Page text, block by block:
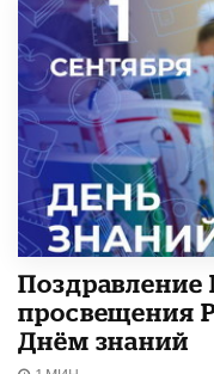
Поздравление
просвещения
Днём знаний